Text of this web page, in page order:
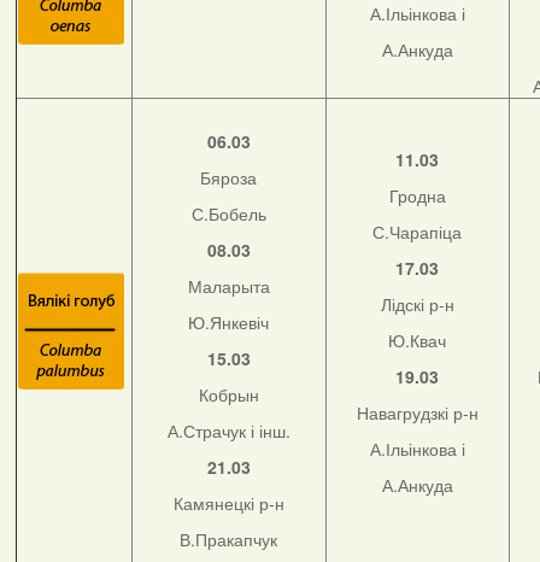
А.Ільінкова і
А.Анкуда
06.03
Бяроза
С.Бобель
08.03
Маларыта
Ю.Янкевіч
15.03
Кобрын
А.Страчук і інш.
21.03
Камянецкі р-н
В.Пракапчук
11.03
Гродна
С.Чарапіца
17.03
Лідскі р-н
Ю.Квач
19.03
Навагрудзкі р-н
А.Ільінкова і
А.Анкуда